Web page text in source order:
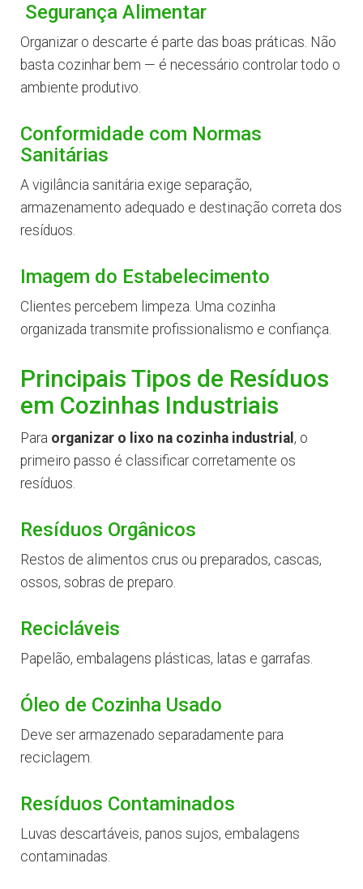
Segurança Alimentar
Organizar o descarte é parte das boas práticas. Não
basta cozinhar bem — é necessário controlar todo o
ambiente produtivo.
Conformidade com Normas
Sanitárias
A vigilância sanitária exige separação,
armazenamento adequado e destinação correta dos
resíduos.
Imagem do Estabelecimento
Clientes percebem limpeza. Uma cozinha
organizada transmite profissionalismo e confiança.
Principais Tipos de Resíduos
em Cozinhas Industriais
Para organizar o lixo na cozinha industrial , o
primeiro passo é classificar corretamente os
resíduos.
Resíduos Orgânicos
Restos de alimentos crus ou preparados, cascas,
ossos, sobras de preparo.
Recicláveis
Papelão, embalagens plásticas, latas e garrafas.
Óleo de Cozinha Usado
Deve ser armazenado separadamente para
reciclagem.
Resíduos Contaminados
Luvas descartáveis, panos sujos, embalagens
contaminadas.